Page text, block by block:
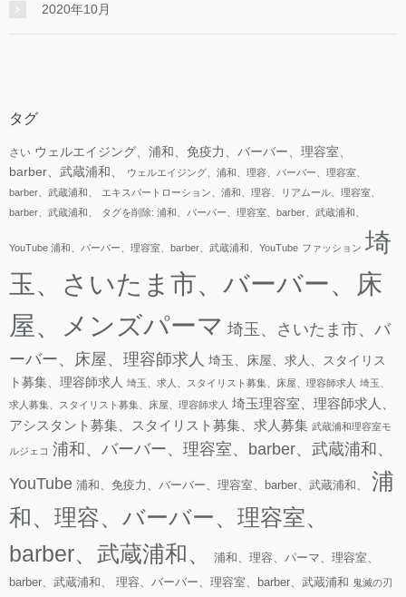
2020年10月
タグ
さい ウェルエイジング、浦和、免疫力、バーバー、理容室、
barber、武蔵浦和、
ウェルエイジング、浦和、理容、バーバー、理容室、
barber、武蔵浦和、
エキスパートローション、浦和、理容、リアムール、理容室、
barber、武蔵浦和、
タグを削除: 浦和、バーバー、理容室、barber、武蔵浦和、
YouTube 浦和、バーバー、理容室、barber、武蔵浦和、YouTube ファッション 埼
玉、さいたま市、バーバー、床
屋、メンズパーマ 埼玉、さいたま市、バ
ーバー、床屋、理容師求人 埼玉、床屋、求人、スタイリス
ト募集、理容師求人 埼玉、求人、スタイリスト募集、床屋、理容師求人 埼玉、
求人募集、スタイリスト募集、床屋、理容師求人 埼玉理容室、理容師求人、
アシスタント募集、スタイリスト募集、求人募集 武蔵浦和理容室モ
ルジェコ 浦和、バーバー、理容室、barber、武蔵浦和、
YouTube 浦和、免疫力、バーバー、理容室、barber、武蔵浦和、
浦
和、理容、バーバー、理容室、
barber、武蔵浦和、
浦和、理容、パーマ、理容室、
barber、武蔵浦和、
理容、バーバー、理容室、barber、武蔵浦和 鬼滅の刃